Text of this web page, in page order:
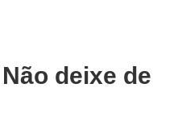
deixe de